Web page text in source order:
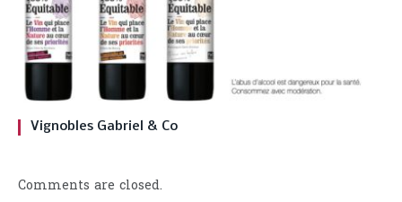
Vignobles Gabriel & Co
Comments are closed.